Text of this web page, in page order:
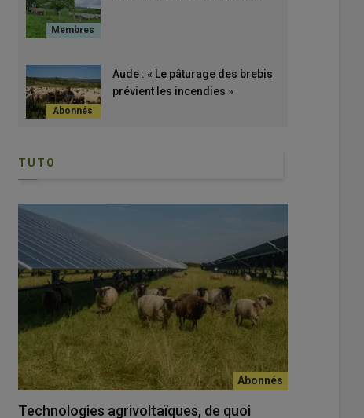
Aude : « Le pâturage des brebis
prévient les incendies »
TUTO
Technologies agrivoltaïques, de quoi